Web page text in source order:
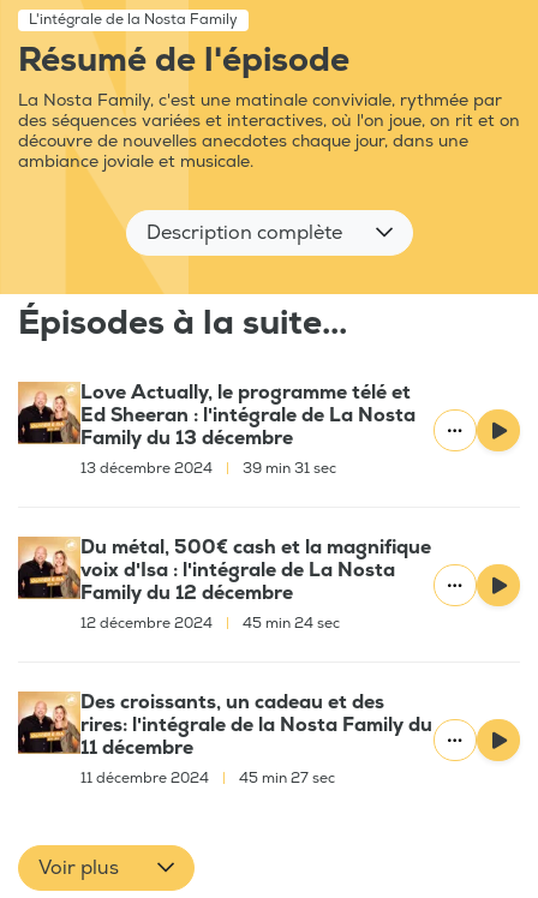
L'intégrale de la Nosta Family
Résumé de l'épisode
La Nosta Family, c'est une matinale conviviale, rythmée par
des séquences variées et interactives, où l'on joue, on rit et on
découvre de nouvelles anecdotes chaque jour, dans une
ambiance joviale et musicale.
Description complète
Épisodes à la suite...
Love Actually, le programme télé et
Ed Sheeran : l'intégrale de La Nosta
Family du 13 décembre
13 décembre 2024 39 min 31 sec
Du métal, 500€ cash et la magnifique
voix d'Isa : l'intégrale de La Nosta
Family du 12 décembre
12 décembre 2024 45 min 24 sec
Des croissants, un cadeau et des
rires: l'intégrale de la Nosta Family du
11 décembre
11 décembre 2024 45 min 27 sec
Voir plus